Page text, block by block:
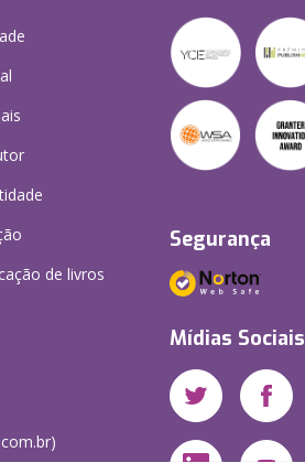
de livros
Segurança
Mídias Sociais